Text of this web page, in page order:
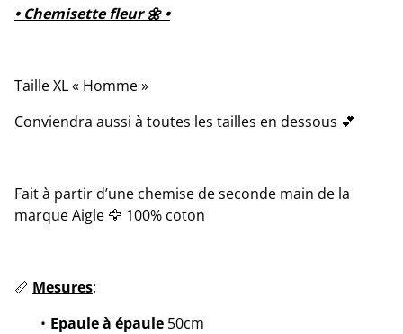
• Chemisette fleur 🌼 •
Taille XL « Homme »
Conviendra aussi à toutes les tailles en dessous 💕
Fait à partir d’une chemise de seconde main de la
marque Aigle 🦅 100% coton
📏 Mesures:
Epaule à épaule 50cm